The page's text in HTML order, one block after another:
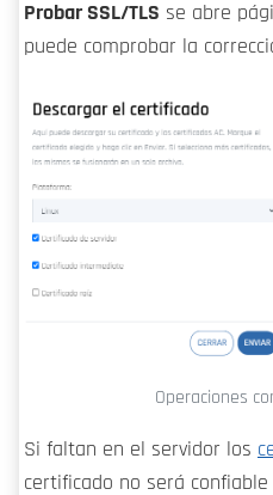
Probar SSL/TLS se abre
puede comprobar la
Operaciones
Si faltan en el servidor los
certificado no será